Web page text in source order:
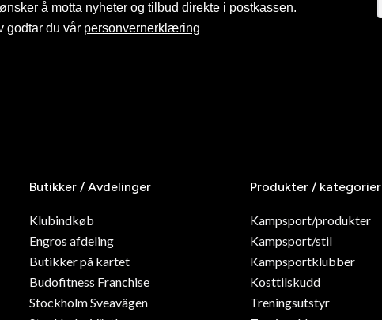
å motta nyheter og tilbud direkte i postkassen.
godtar du vår personvernerklæring
Butikker / Avdelinger
Klubindkøb
Engros afdeling
Butikker på kartet
Budofitness Franchise
Stockholm Sveavägen
Produkter / kategorier
Kampsport/produkter
Kampsport/stil
Kampsportklubber
Kosttilskudd
Treningsutstyr